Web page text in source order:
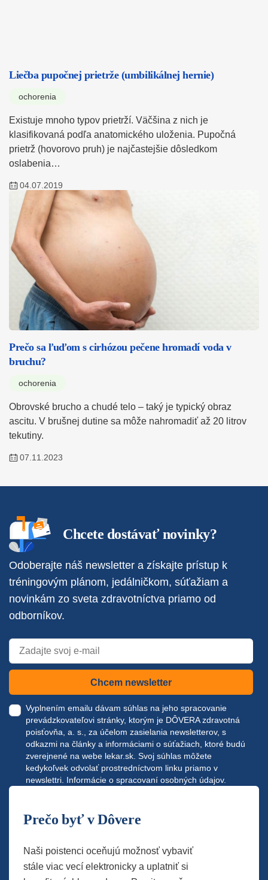
Liečba pupočnej prietrže (umbilikálnej hernie)
ochorenia
Existuje mnoho typov prietrží. Väčšina z nich je
klasifikovaná podľa anatomického uloženia. Pupočná
prietrž (hovorovo pruh) je najčastejšie dôsledkom
oslabenia…
04.07.2019
Prečo sa ľuďom s cirhózou pečene hromadí voda v
bruchu?
ochorenia
Obrovské brucho a chudé telo – taký je typický obraz
ascitu. V brušnej dutine sa môže nahromadiť až 20 litrov
tekutiny.
07.11.2023
Chcete dostávať novinky?
Odoberajte náš newsletter a získajte prístup k
tréningovým plánom, jedálničkom, súťažiam a
novinkám zo sveta zdravotníctva priamo od
odborníkov.
Chcem newsletter
Vyplnením emailu dávam súhlas na jeho spracovanie
prevádzkovateľovi stránky, ktorým je DÔVERA zdravotná
poisťovňa, a. s., za účelom zasielania newsletterov, s
odkazmi na články a informáciami o súťažiach, ktoré budú
zverejnené na webe lekar.sk. Svoj súhlas môžete
kedykoľvek odvolať prostredníctvom linku priamo v
newslettri. Informácie o spracovaní osobných údajov.
Prečo byť v Dôvere
Naši poistenci oceňujú možnosť vybaviť
stále viac vecí elektronicky a uplatniť si